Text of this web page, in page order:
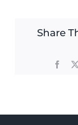
Share